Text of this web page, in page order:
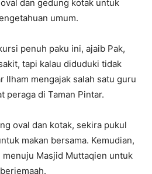
dan gedung kotak untuk
umum.
penuh paku ini, ajaib Pak,
tapi kalau diduduki tidak
Ilham mengajak salah satu guru
peraga di Taman Pintar.
oval dan kotak, sekira pukul
makan bersama. Kemudian,
Masjid Muttaqien untuk